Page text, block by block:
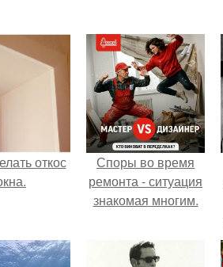
откос
Споры во время
ремонта - ситуация
знакомая многим.